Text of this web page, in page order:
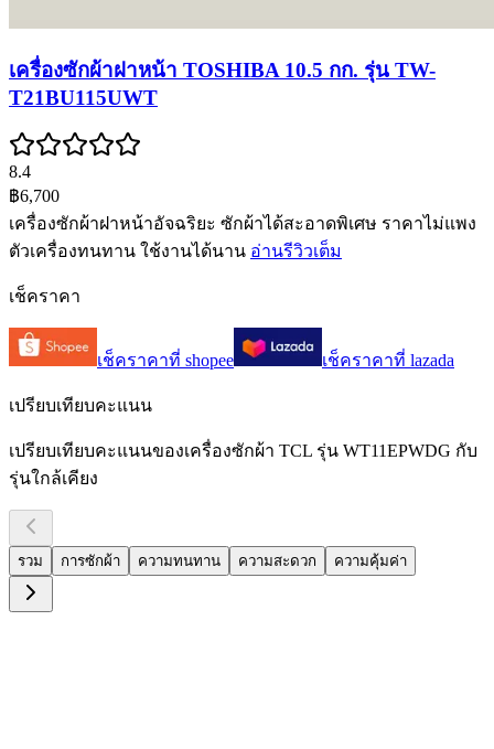
เครื่องซักผ้าฝาหน้า TOSHIBA 10.5 กก. รุ่น TW-
T21BU115UWT
8.4
฿6,700
เครื่องซักผ้าฝาหน้าอัจฉริยะ ซักผ้าได้สะอาดพิเศษ ราคาไม่แพง
ตัวเครื่องทนทาน ใช้งานได้นาน อ่านรีวิวเต็ม
เช็คราคา
เช็คราคาที่ shopee เช็คราคาที่ lazada
เปรียบเทียบคะแนน
เปรียบเทียบคะแนนของเครื่องซักผ้า TCL รุ่น WT11EPWDG กับ
รุ่นใกล้เคียง
รวม การซักผ้า ความทนทาน ความสะดวก ความคุ้มค่า